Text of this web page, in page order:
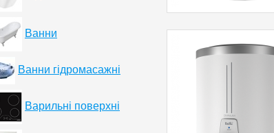
Ванни
Ванни гідромасажні
Варильні поверхні